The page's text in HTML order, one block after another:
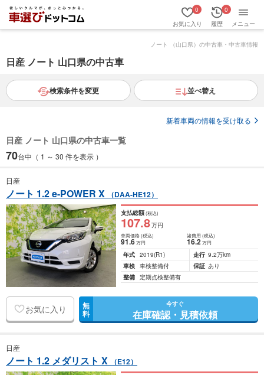
お気に入り
0
履歴
0
メニュー
ノート （山口県）の中古車・中古車情報
日産 ノート 山口県の中古車
検索条件を変更 並べ替え
新着車両の情報を受け取る
日産 ノート 山口県の中古車一覧
70台中（ 1 ～ 30 件を表示 ）
日産
ノート 1.2 e-POWER X （DAA-HE12）
支払総額(税込)
107.8万円
車両価格(税込)
91.6万円
諸費用 (税込)
16.2 万円
年式 2019(R1) 走行 9.2万km
車検 車検整備付 保証 あり
整備 定期点検整備有
お気に入り 無
料
今すぐ
在庫確認・見積依頼
日産
ノート 1.2 メダリスト X （E12）